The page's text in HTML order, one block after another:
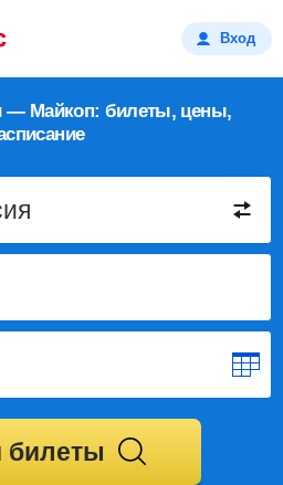
Вход
— Майкоп: билеты, цены,
билеты